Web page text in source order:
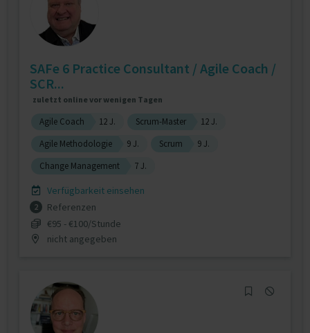
SAFe 6 Practice Consultant / Agile Coach /
SCR...
zuletzt online vor wenigen Tagen
Agile Coach 12 J. Scrum-Master
12 J.
Agile Methodologie
9 J. Scrum
9 J.
Change Management
7 J.
Verfügbarkeit einsehen
2
Referenzen
€95 - €100/Stunde
nicht angegeben